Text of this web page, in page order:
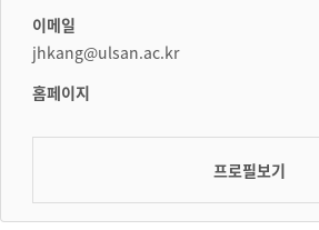
이메일
jhkang@ulsan.ac.kr
홈페이지
프로필보기